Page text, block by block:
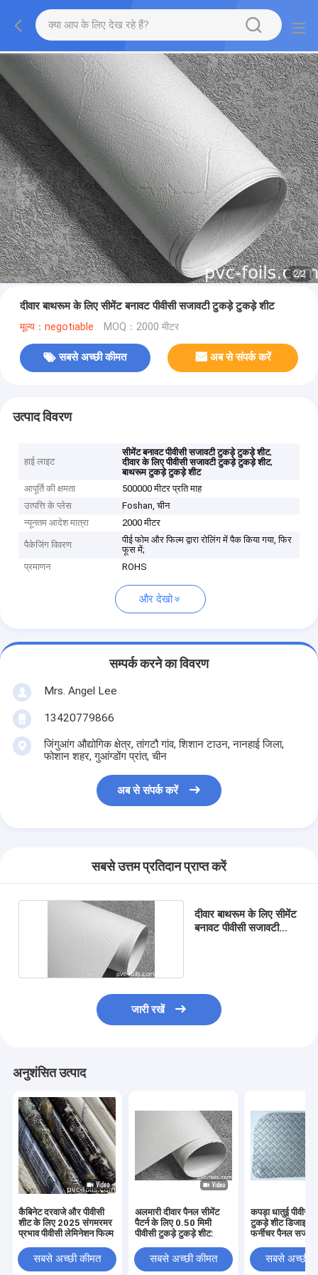
2/2
दीवार बाथरूम के लिए सीमेंट बनावट पीवीसी सजावटी टुकड़े टुकड़े शीट
मूल्य：negotiable MOQ：2000 मीटर
सबसे अच्छी कीमत अब से संपर्क करें
उत्पाद विवरण
हाई लाइट
सीमेंट बनावट पीवीसी सजावटी टुकड़े टुकड़े शीट,
दीवार के लिए पीवीसी सजावटी टुकड़े टुकड़े शीट,
बाथरूम टुकड़े टुकड़े शीट
आपूर्ति की क्षमता
500000 मीटर प्रति माह
उत्पत्ति के प्लेस
Foshan, चीन
न्यूनतम आदेश मात्रा
2000 मीटर
पैकेजिंग विवरण
पीई फोम और फिल्म द्वारा रोलिंग में पैक किया गया, फिर
फूस में;
प्रमाणन
ROHS
और देखो
सम्पर्क करने का विवरण
Mrs. Angel Lee
13420779866
जिंगुआंग औद्योगिक क्षेत्र, तांगटौ गांव, शिशान टाउन, नानहाई जिला,
फोशान शहर, गुआंग्डोंग प्रांत, चीन
अब से संपर्क करें
सबसे उत्तम प्रतिदान प्राप्त करें
दीवार बाथरूम के लिए सीमेंट
बनावट पीवीसी सजावटी
जारी रखें
अनुशंसित उत्पाद
कैबिनेट दरवाजे और पीवीसी
शीट के लिए 2025 संगमरमर
प्रभाव पीवीसी लेमिनेशन फिल्म
सबसे अच्छी कीमत
अलमारी दीवार पैनल सीमेंट
पैटर्न के लिए 0.50 मिमी
पीवीसी टुकड़े टुकड़े शीट:
सबसे अच्छी कीमत
कपड़ा धातुई
टुकड़े शीट डिजाइन
फर्नीचर पैनल
सबसे अच्छी